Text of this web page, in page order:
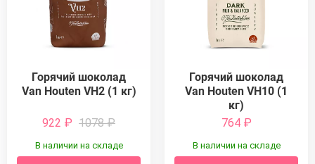
Горячий шоколад
Van Houten VH2 (1 кг)
922 ₽ 1078₽
В наличии на складе
Горячий шоколад
Van Houten VH10 (1
кг)
764 ₽
В наличии на складе